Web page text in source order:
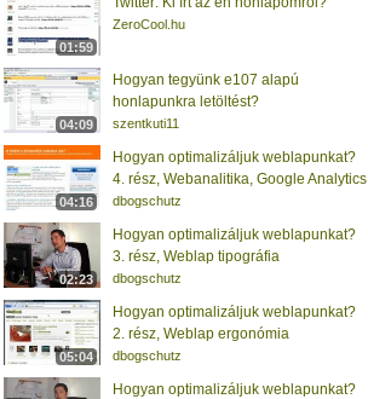
01:59
ZeroCool.hu
04:09
Hogyan tegyünk e107 alapú
honlapunkra letöltést?
szentkuti11
04:16
Hogyan optimalizáljuk weblapunkat?
4. rész, Webanalitika, Google Analytics
dbogschutz
02:23
Hogyan optimalizáljuk weblapunkat?
3. rész, Weblap tipográfia
dbogschutz
05:04
Hogyan optimalizáljuk weblapunkat?
2. rész, Weblap ergonómia
dbogschutz
Hogyan optimalizáljuk weblapunkat?